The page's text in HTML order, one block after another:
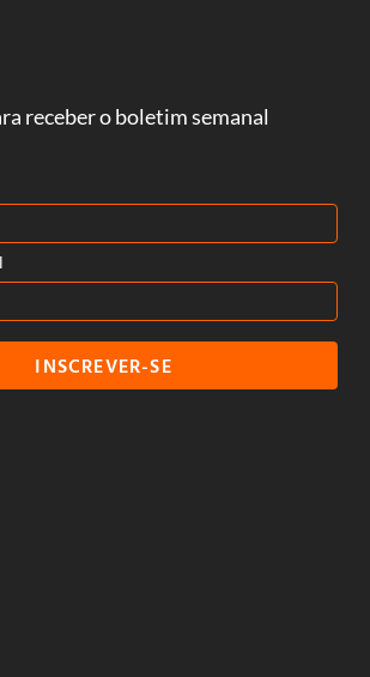
receber o boletim semanal
INSCREVER-SE